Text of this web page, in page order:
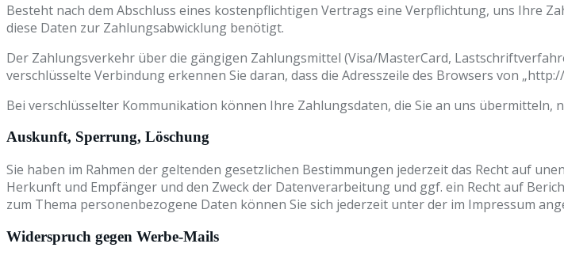
Besteht nach dem Abschluss eines kostenpflichtigen Vertrags eine Verpflichtung, uns Ihre
diese Daten zur Zahlungsabwicklung benötigt.
Der Zahlungsverkehr über die gängigen Zahlungsmittel (Visa/MasterCard,
verschlüsselte Verbindung erkennen Sie daran, dass die Adresszeile des Browsers von
Bei verschlüsselter Kommunikation können Ihre Zahlungsdaten, die Sie an uns übermitteln,
Auskunft, Sperrung, Löschung
Sie haben im Rahmen der geltenden gesetzlichen Bestimmungen jederzeit das Recht auf
Herkunft und Empfänger und den Zweck der Datenverarbeitung und ggf. ein Recht auf
zum Thema personenbezogene Daten können Sie sich jederzeit unter der im Impressum
Widerspruch gegen Werbe-Mails